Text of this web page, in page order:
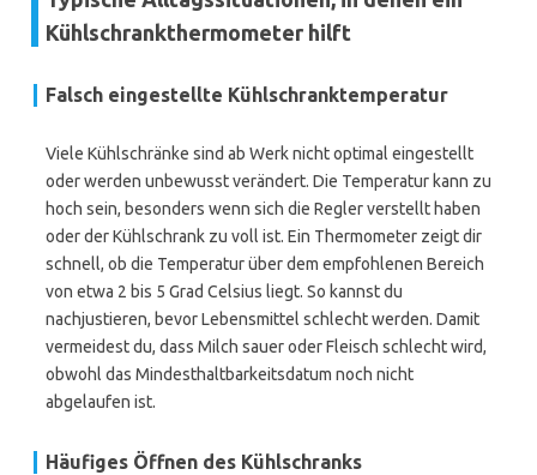
Kühlschrankthermometer hilft
Falsch eingestellte Kühlschranktemperatur
Viele Kühlschränke sind ab Werk nicht optimal eingestellt
oder werden unbewusst verändert. Die Temperatur kann zu
hoch sein, besonders wenn sich die Regler verstellt haben
oder der Kühlschrank zu voll ist. Ein Thermometer zeigt dir
schnell, ob die Temperatur über dem empfohlenen Bereich
von etwa 2 bis 5 Grad Celsius liegt. So kannst du
nachjustieren, bevor Lebensmittel schlecht werden. Damit
vermeidest du, dass Milch sauer oder Fleisch schlecht wird,
obwohl das Mindesthaltbarkeitsdatum noch nicht
abgelaufen ist.
Häufiges Öffnen des Kühlschranks